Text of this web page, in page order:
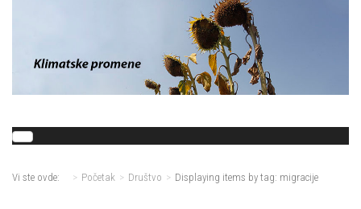
Vi ste ovde: Početak Društvo Displaying items by tag: migracije